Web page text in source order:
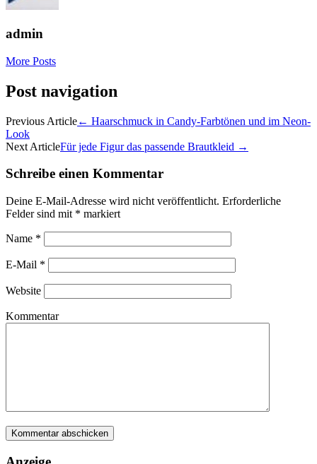
admin
More Posts
Post navigation
Previous Article← Haarschmuck in Candy-Farbtönen und im Neon-
Look
Next ArticleFür jede Figur das passende Brautkleid →
Schreibe einen Kommentar
Deine E-Mail-Adresse wird nicht veröffentlicht. Erforderliche
Felder sind mit * markiert
Name *
E-Mail *
Website
Kommentar